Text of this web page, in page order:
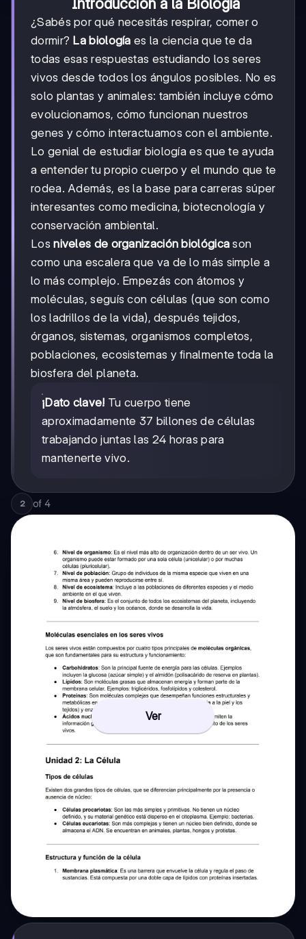
Introducción a la Biología
¿Sabés por qué necesitás respirar, comer o
dormir? La biología es la ciencia que te da
todas esas respuestas estudiando los seres
vivos desde todos los ángulos posibles. No es
solo plantas y animales: también incluye cómo
evolucionamos, cómo funcionan nuestros
genes y cómo interactuamos con el ambiente.
Lo genial de estudiar biología es que te ayuda
a entender tu propio cuerpo y el mundo que te
rodea. Además, es la base para carreras súper
interesantes como medicina, biotecnología y
conservación ambiental.
Losniveles de organización biológica son
como una escalera que va de lo más simple a
lo más complejo. Empezás con átomos y
moléculas, seguís con células (que son como
los ladrillos de la vida), después tejidos,
órganos, sistemas, organismos completos,
poblaciones, ecosistemas y finalmente toda la
biosfera del planeta.
¡Dato clave! Tu cuerpo tiene
aproximadamente 37 billones de células
trabajando juntas las 24 horas para
mantenerte vivo.
2 of 4
Ver